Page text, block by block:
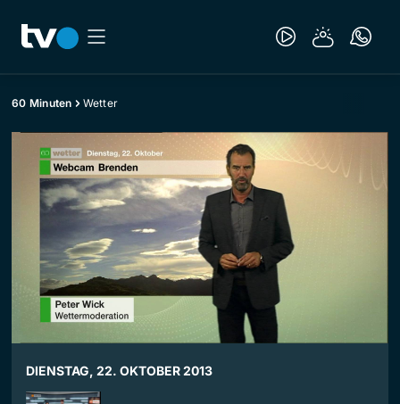
60 Minuten Wetter
DIENSTAG, 22. OKTOBER 2013